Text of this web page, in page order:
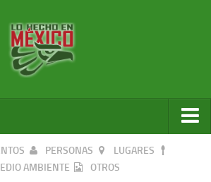
PERSONAS
LUGARES
AMBIENTE OTROS